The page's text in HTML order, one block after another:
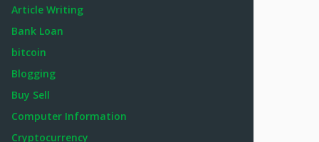
Article Writing
Bank Loan
bitcoin
Blogging
Buy Sell
Computer Information
Cryptocurrency